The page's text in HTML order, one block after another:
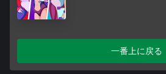
一番上に戻る